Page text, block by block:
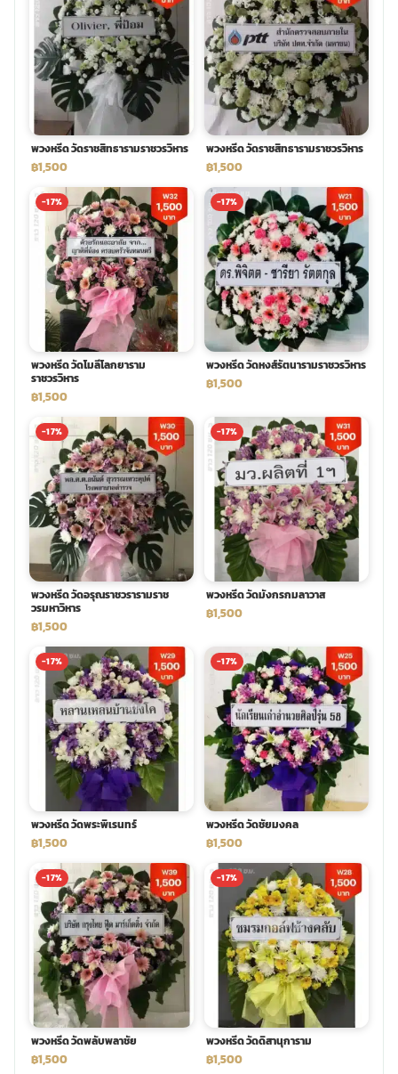
พวงหรีด วัดราชสิทธารามราชวรวิหาร
฿1,500
พวงหรีด วัดราชสิทธารามราชวรวิหาร
฿1,500
-17%
พวงหรีด วัดโมลีโลกยาราม
ราชวรวิหาร
฿1,500
-17%
พวงหรีด วัดหงส์รัตนารามราชวรวิหาร
฿1,500
-17%
พวงหรีด วัดอรุณราชวรารามราช
วรมหาวิหาร
฿1,500
-17%
พวงหรีด วัดมังกรกมลาวาส
฿1,500
-17%
พวงหรีด วัดพระพิเรนทร์
฿1,500
-17%
พวงหรีด วัดชัยมงคล
฿1,500
-17%
พวงหรีด วัดพลับพลาชัย
฿1,500
-17%
พวงหรีด วัดดิสานุการาม
฿1,500